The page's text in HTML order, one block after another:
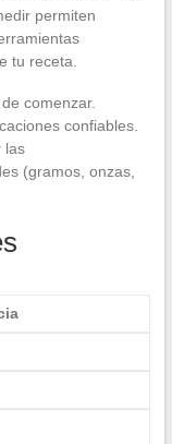
permiten
tu receta.
comenzar.
confiables.
las
(gramos, onzas,